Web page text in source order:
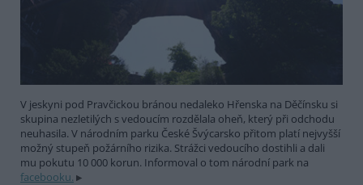
V jeskyni pod Pravčickou bránou nedaleko Hřenska na Děčínsku si
skupina nezletilých s vedoucím rozdělala oheň, který při odchodu
neuhasila. V národním parku České Švýcarsko přitom platí nejvyšší
možný stupeň požárního rizika. Strážci vedoucího dostihli a dali
mu pokutu 10 000 korun. Informoval o tom národní park na
facebooku.